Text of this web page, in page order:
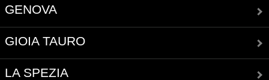
GENOVA
GIOIA TAURO
LA SPEZIA